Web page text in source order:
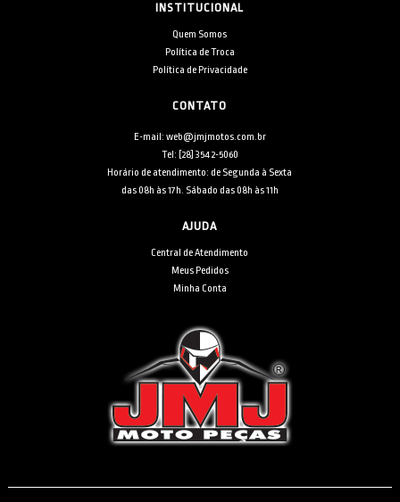
INSTITUCIONAL
Quem Somos
Política de Troca
Política de Privacidade
CONTATO
E-mail: web@jmjmotos.com.br
Tel: [28] 3542-5060
Horário de atendimento: de Segunda à Sexta
das 08h às 17h. Sábado das 08h às 11h
AJUDA
Central de Atendimento
Meus Pedidos
Minha Conta